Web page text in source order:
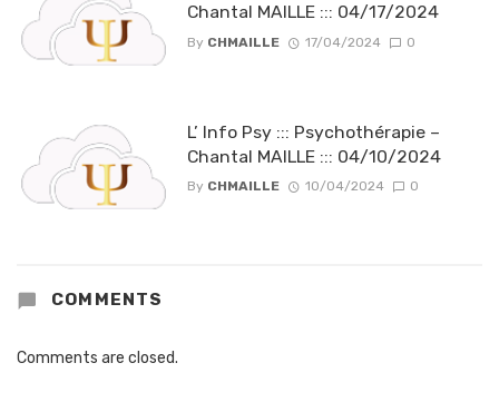
Chantal MAILLE ::: 04/17/2024
By CHMAILLE 17/04/2024 0
L’ Info Psy ::: Psychothérapie –
Chantal MAILLE ::: 04/10/2024
By CHMAILLE 10/04/2024 0
COMMENTS
Comments are closed.